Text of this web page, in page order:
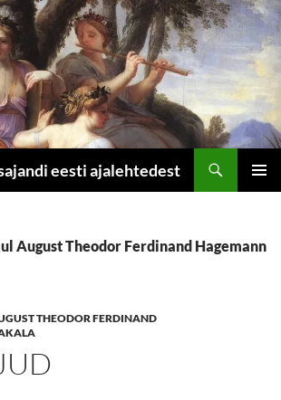
eesti ajalehtedest
August Theodor Ferdinand Hagemann
THEODOR FERDINAND